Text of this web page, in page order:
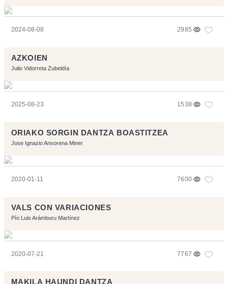
2024-08-08 2985
AZKOIEN
Julio Vidorreta Zubeldía
2025-08-23 1538
ORIAKO SORGIN DANTZA BOASTITZEA
Jose Ignazio Ansorena Miner
2020-01-11 7600
VALS CON VARIACIONES
Pío Luis Arámburu Martínez
2020-07-21 7767
MAKILA HAUNDI DANTZA